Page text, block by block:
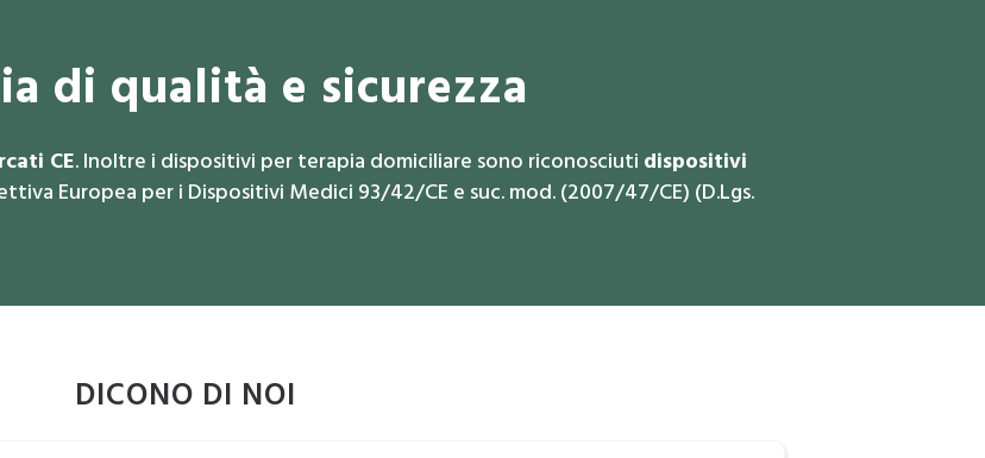
di qualità e sicurezza
CE. Inoltre i dispositivi per terapia domiciliare sono riconosciuti dispositivi
Europea per i Dispositivi Medici 93/42/CE e suc. mod. (2007/47/CE) (D.Lgs.
DICONO DI NOI